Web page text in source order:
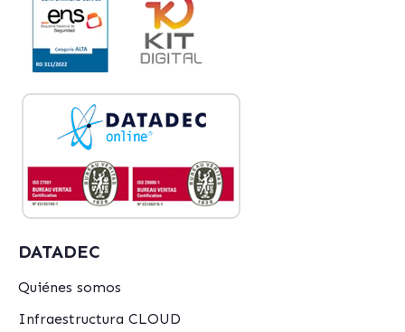
DATADEC
Quiénes somos
Infraestructura CLOUD